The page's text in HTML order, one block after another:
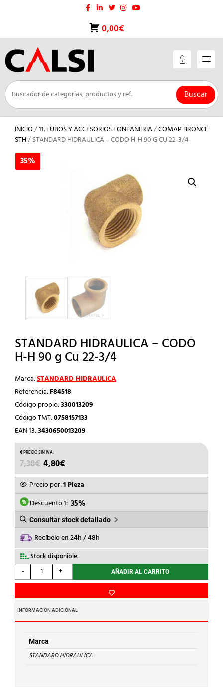
0,00€
Buscar
INICIO/11. TUBOS Y ACCESORIOS FONTANERIA/COMAP BRONCE
STH/ STANDARD HIDRAULICA – CODO H-H 90 G CU 22-3/4
35%
STANDARD HIDRAULICA – CODO
H-H 90 g Cu 22-3/4
Marca:STANDARD HIDRAULICA
Referencia:F84518
Código propio:330013209
Código TMT:0758157133
EAN 13:3430650013209
7,38€ EL
PRECIO
ORIGINAL
ERA:
7,38€.
4,80€
PRECIO
ACTUAL
ES:
4,80€.
Precio por:1 Pieza
Descuento 1: 35%
Consultar stock detallado
Recíbelo en 24h / 48h
Stock disponible.
-
STANDARD
HIDRAULICA
CODO
H-
H
90
g
Cu
22-
+ AÑADIR AL CARRITO
INFORMACIÓN ADICIONAL
Marca
STANDARD HIDRAULICA
35%